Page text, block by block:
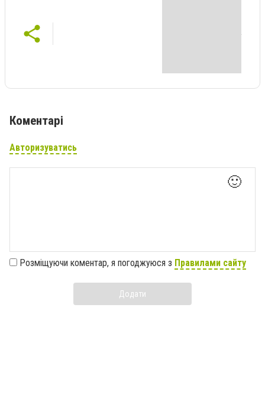
Коментарі
Авторизуватись
🙂
Розміщуючи коментар, я погоджуюся з Правилами сайту
Додати